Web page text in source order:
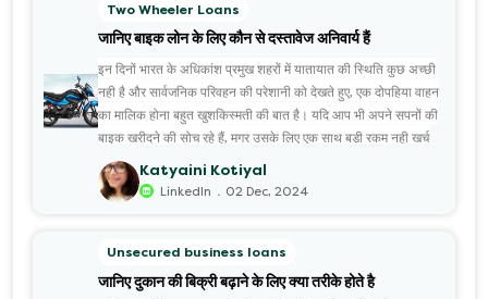
Two Wheeler Loans
जानिए बाइक लोन के लिए कौन से दस्तावेज अनिवार्य हैं
इन दिनों भारत के अधिकांश प्रमुख शहरों में यातायात की स्थिति कुछ अच्छी
नही है और सार्वजनिक परिवहन की परेशानी को देखते हुए, एक दोपहिया वाहन
का मालिक होना बहुत खुशकिस्मती की बात है। यदि आप भी अपने सपनों की
बाइक खरीदने की सोच रहे हैं, मगर उसके लिए एक साथ बड़ी रकम नही खर्च
करना चाहते हैं तो
बाइक लोन
आपके लिए सबसे उत्तम विकल्प है। वैसे भी अब ढेरों ऐसे संस्थान उपलब्ध हैं,
लोन आज कम मासिक ईएमआई चुका कर अपनी मनपसंद बाइक के मालिक
होने का सुख ले पा रहे हैं।
Katyaini Kotiyal
LinkedIn . 02 Dec, 2024
Unsecured business loans
जानिए दुकान की बिक्री बढ़ाने के लिए क्या तरीके होते है